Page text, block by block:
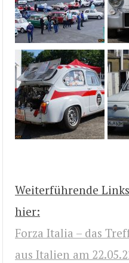
Weiterführende
hier:
Forza Italia – das
aus Italien am